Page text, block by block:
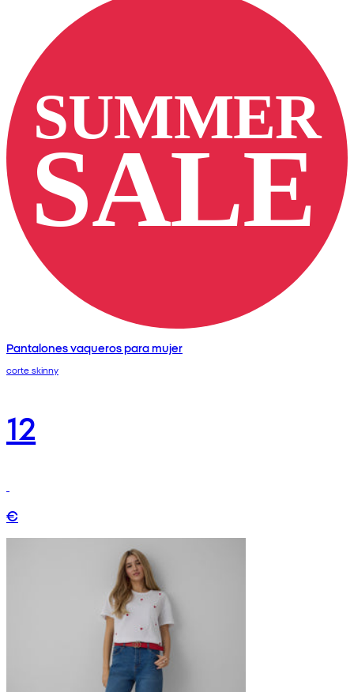
Pantalones vaqueros para mujer
corte skinny
12
€